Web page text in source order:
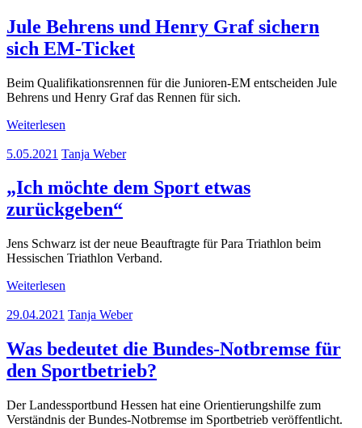
Jule Behrens und Henry Graf sichern
sich EM-Ticket
Beim Qualifikationsrennen für die Junioren-EM entscheiden Jule
Behrens und Henry Graf das Rennen für sich.
Weiterlesen
5.05.2021 Tanja Weber
„Ich möchte dem Sport etwas
zurückgeben“
Jens Schwarz ist der neue Beauftragte für Para Triathlon beim
Hessischen Triathlon Verband.
Weiterlesen
29.04.2021 Tanja Weber
Was bedeutet die Bundes-Notbremse für
den Sportbetrieb?
Der Landessportbund Hessen hat eine Orientierungshilfe zum
Verständnis der Bundes-Notbremse im Sportbetrieb veröffentlicht.